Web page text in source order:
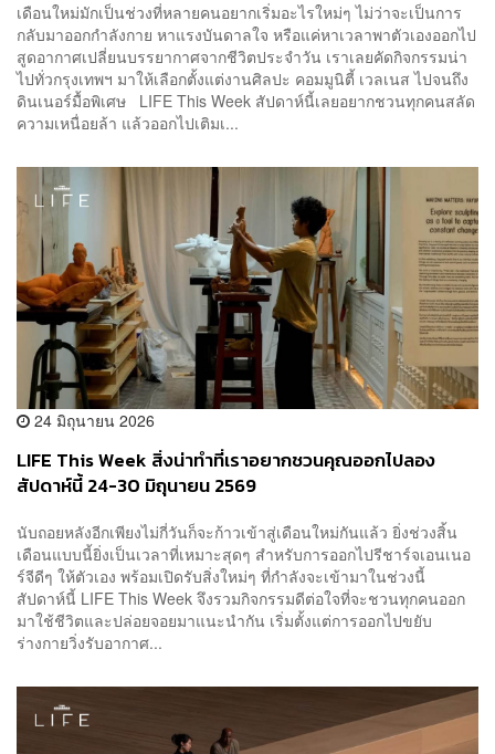
เดือนใหม่มักเป็นช่วงที่หลายคนอยากเริ่มอะไรใหม่ๆ ไม่ว่าจะเป็นการ
กลับมาออกกำลังกาย หาแรงบันดาลใจ หรือแค่หาเวลาพาตัวเองออกไป
สูดอากาศเปลี่ยนบรรยากาศจากชีวิตประจำวัน เราเลยคัดกิจกรรมน่า
ไปทั่วกรุงเทพฯ มาให้เลือกตั้งแต่งานศิลปะ คอมมูนิตี้ เวลเนส ไปจนถึง
ดินเนอร์มื้อพิเศษ LIFE This Week สัปดาห์นี้เลยอยากชวนทุกคนสลัด
ความเหนื่อยล้า แล้วออกไปเติมเ...
24 มิถุนายน 2026
LIFE This Week สิ่งน่าทำที่เราอยากชวนคุณออกไปลอง
สัปดาห์นี้ 24-30 มิถุนายน 2569
นับถอยหลังอีกเพียงไม่กี่วันก็จะก้าวเข้าสู่เดือนใหม่กันแล้ว ยิ่งช่วงสิ้น
เดือนแบบนี้ยิ่งเป็นเวลาที่เหมาะสุดๆ สำหรับการออกไปรีชาร์จเอนเนอ
ร์จีดีๆ ให้ตัวเอง พร้อมเปิดรับสิ่งใหม่ๆ ที่กำลังจะเข้ามาในช่วงนี้
สัปดาห์นี้ LIFE This Week จึงรวมกิจกรรมดีต่อใจที่จะชวนทุกคนออก
มาใช้ชีวิตและปล่อยจอยมาแนะนำกัน เริ่มตั้งแต่การออกไปขยับ
ร่างกายวิ่งรับอากาศ...